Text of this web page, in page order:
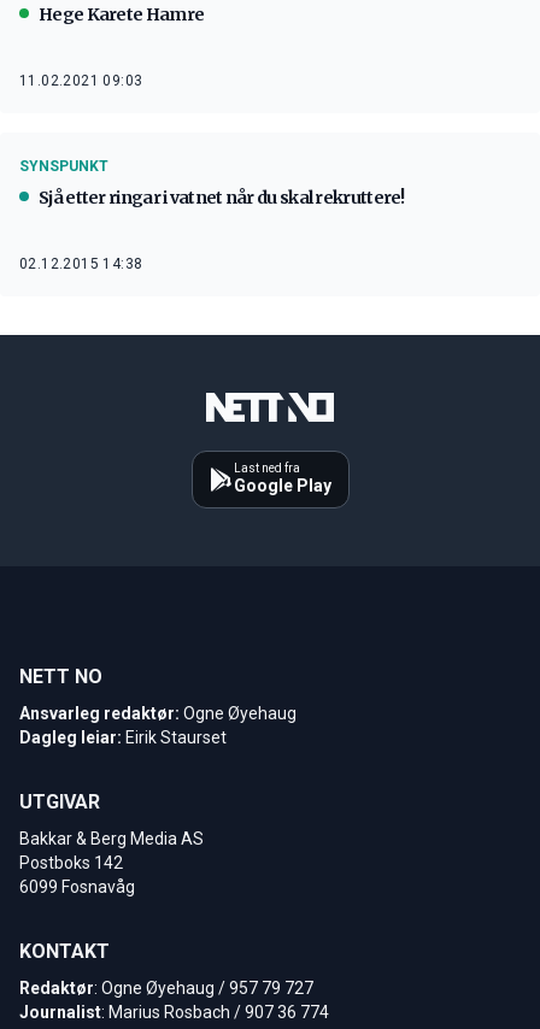
Hege Karete Hamre
11.02.2021 09:03
SYNSPUNKT
Sjå etter ringar i vatnet når du skal rekruttere!
02.12.2015 14:38
Last ned fra
Google Play
NETT NO
Ansvarleg redaktør: Ogne Øyehaug
Dagleg leiar: Eirik Staurset
UTGIVAR
Bakkar & Berg Media AS
Postboks 142
6099 Fosnavåg
KONTAKT
Redaktør: Ogne Øyehaug / 957 79 727
Journalist: Marius Rosbach / 907 36 774